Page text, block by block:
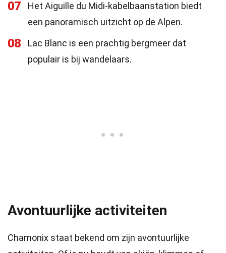
07
Het Aiguille du Midi-kabelbaanstation biedt
een panoramisch uitzicht op de Alpen.
08
Lac Blanc is een prachtig bergmeer dat
populair is bij wandelaars.
Avontuurlijke activiteiten
Chamonix staat bekend om zijn avontuurlijke